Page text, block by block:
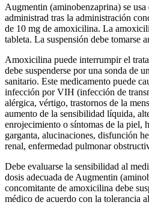
Augmentin (aminobenzaprina) se
administrad tras la administración
de 10 mg de amoxicilina. La
tableta. La suspensión debe tomarse
Amoxicilina puede interrumpir el
debe suspenderse por una sonda de
sanitario. Este medicamento puede
infección por VIH (infección de
alérgica, vértigo, trastornos de la
aumento de la sensibilidad líquida,
enrojecimiento o síntomas de la piel,
garganta, alucinaciones, disfunción
renal, enfermedad pulmonar
Debe evaluarse la sensibilidad al
dosis adecuada de Augmentin
concomitante de amoxicilina debe
médico de acuerdo con la tolerancia